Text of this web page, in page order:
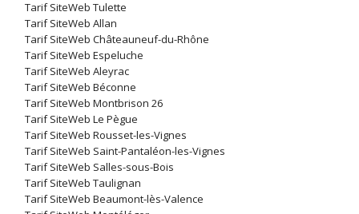
Tarif SiteWeb Tulette
Tarif SiteWeb Allan
Tarif SiteWeb Châteauneuf-du-Rhône
Tarif SiteWeb Espeluche
Tarif SiteWeb Aleyrac
Tarif SiteWeb Béconne
Tarif SiteWeb Montbrison 26
Tarif SiteWeb Le Pègue
Tarif SiteWeb Rousset-les-Vignes
Tarif SiteWeb Saint-Pantaléon-les-Vignes
Tarif SiteWeb Salles-sous-Bois
Tarif SiteWeb Taulignan
Tarif SiteWeb Beaumont-lès-Valence